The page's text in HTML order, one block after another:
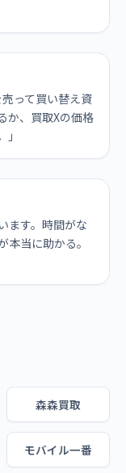
って買い替え資
か、買取Xの価格
ます。時間がな
当に助かる。
森森買取
モバイル一番